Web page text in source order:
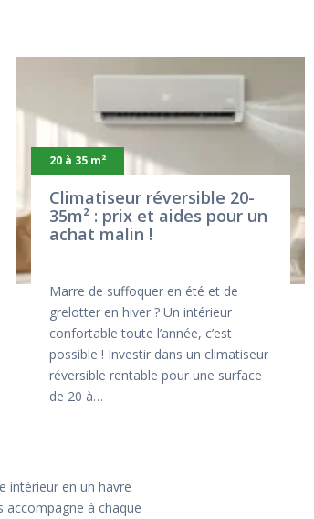
20 à 35 m²
Climatiseur réversible 20-
35m² : prix et aides pour un
achat malin !
Marre de suffoquer en été et de
grelotter en hiver ? Un intérieur
confortable toute l’année, c’est
possible ! Investir dans un climatiseur
réversible rentable pour une surface
de 20 à…
intérieur en un havre
accompagne à chaque